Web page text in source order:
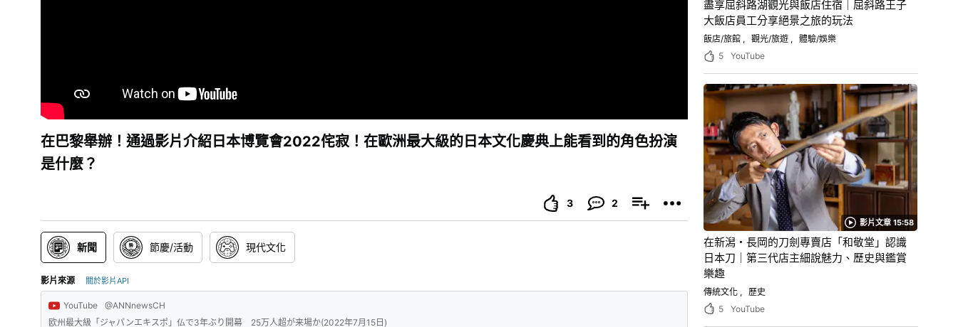
在巴黎舉辦！通過影片介紹日本博覽會2022侘寂！在歐洲最大級的日本文化慶典上能看到的角色扮演
是什麼？
3 2
新聞 節慶/活動 現代文化
影片來源 關於影片API
YouTube
@ANNnewsCH
欧州最大級「ジャパンエキスポ」仏で3年ぶり開幕 25万人超が来場か(2022年7月15日)
盡享屈斜路湖觀光與飯店住宿｜屈斜路王子
大飯店員工分享絕景之旅的玩法
飯店/旅館 觀光/旅遊
體驗/娛樂
5
YouTube
影片文章 15:58
在新潟・長岡的刀劍專賣店「和敬堂」認識
日本刀｜第三代店主細說魅力、歷史與鑑賞
樂趣
傳統文化
歷史
5
YouTube